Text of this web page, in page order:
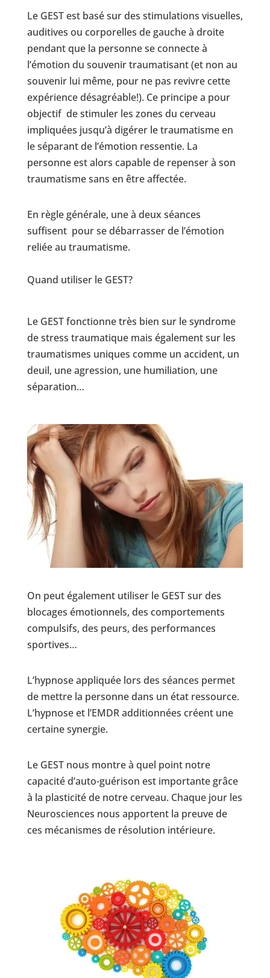
Le GEST est basé sur des stimulations visuelles,
auditives ou corporelles de gauche à droite
pendant que la personne se connecte à
l’émotion du souvenir traumatisant (et non au
souvenir lui même, pour ne pas revivre cette
expérience désagréable!). Ce principe a pour
objectif de stimuler les zones du cerveau
impliquées jusqu’à digérer le traumatisme en
le séparant de l’émotion ressentie. La
personne est alors capable de repenser à son
traumatisme sans en être affectée.
En règle générale, une à deux séances
suffisent pour se débarrasser de l’émotion
reliée au traumatisme.
Quand utiliser le GEST?
Le GEST fonctionne très bien sur le syndrome
de stress traumatique mais également sur les
traumatismes uniques comme un accident, un
deuil, une agression, une humiliation, une
séparation…
On peut également utiliser le GEST sur des
blocages émotionnels, des comportements
compulsifs, des peurs, des performances
sportives…
L’hypnose appliquée lors des séances permet
de mettre la personne dans un état ressource.
L’hypnose et l’EMDR additionnées créent une
certaine synergie.
Le GEST nous montre à quel point notre
capacité d’auto-guérison est importante grâce
à la plasticité de notre cerveau. Chaque jour les
Neurosciences nous apportent la preuve de
ces mécanismes de résolution intérieure.